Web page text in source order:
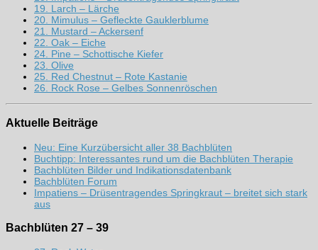
19. Larch – Lärche
20. Mimulus – Gefleckte Gauklerblume
21. Mustard – Ackersenf
22. Oak – Eiche
24. Pine – Schottische Kiefer
23. Olive
25. Red Chestnut – Rote Kastanie
26. Rock Rose – Gelbes Sonnenröschen
Aktuelle Beiträge
Neu: Eine Kurzübersicht aller 38 Bachblüten
Buchtipp: Interessantes rund um die Bachblüten Therapie
Bachblüten Bilder und Indikationsdatenbank
Bachblüten Forum
Impatiens – Drüsentragendes Springkraut – breitet sich stark
aus
Bachblüten 27 – 39